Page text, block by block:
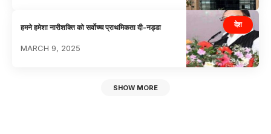
देश
हमने हमेशा नारीशक्ति को सर्वोच्च प्राथमिकता दी-नड्डा
MARCH 9, 2025
SHOW MORE